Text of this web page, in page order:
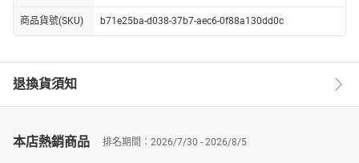
商品貨號(SKU) b71e25ba-d038-37b7-aec6-0f88a130dd0c
退換貨須知
本店熱銷商品 排名期間：2026/7/30 - 2026/8/5